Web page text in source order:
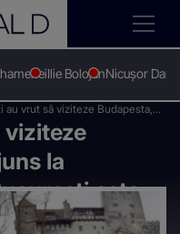
Ilie BolojanNicușor Dan
au vrut să viziteze Budapesta,
la București: „Sincer,
este mai frumos decât
la
este